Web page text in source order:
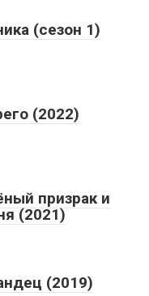
(сезон 1)
(2022)
призрак и
(2021)
(2019)